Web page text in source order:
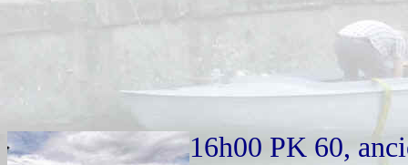
16h00 PK 60,